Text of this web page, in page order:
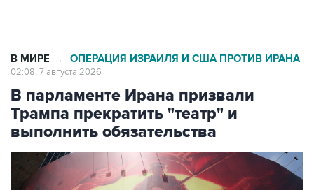
В МИРЕ → ОПЕРАЦИЯ ИЗРАИЛЯ И США ПРОТИВ ИРАНА
02:08, 7 августа 2026
В парламенте Ирана призвали
Трампа прекратить "театр" и
выполнить обязательства